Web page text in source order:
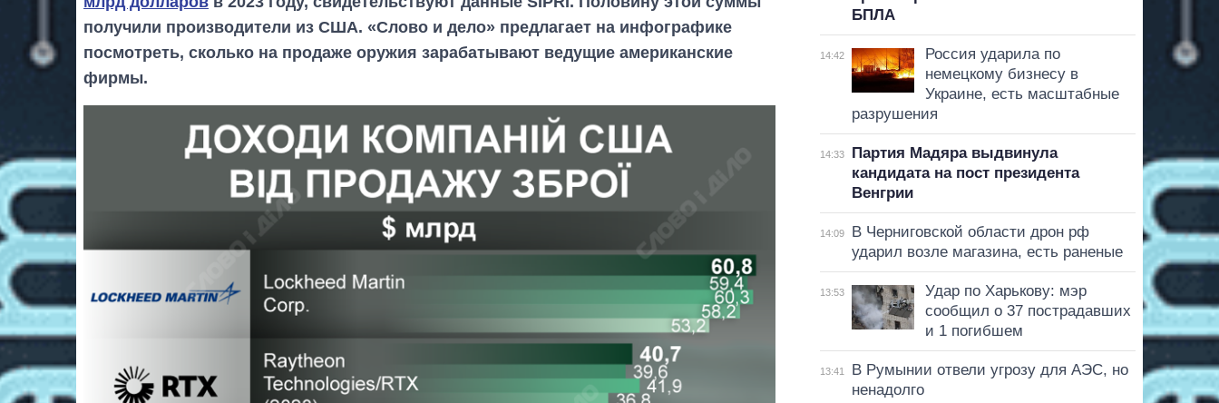
получили производители из США. «Слово и дело» предлагает на инфографике
посмотреть, сколько на продаже оружия зарабатывают ведущие американские
фирмы.
БПЛА
14:42
Россия ударила по
немецкому бизнесу в
Украине, есть масштабные
разрушения
14:33
Партия Мадяра выдвинула
кандидата на пост президента
Венгрии
14:09
В Черниговской области дрон рф
ударил возле магазина, есть раненые
13:53
Удар по Харькову: мэр
сообщил о 37 пострадавших
и 1 погибшем
13:41
В Румынии отвели угрозу для АЭС, но
ненадолго